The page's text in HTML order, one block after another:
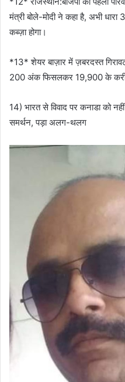
मंत्री बोले-मोदी ने कहा है, अभी
कब्ज़ा होगा।
*13* शेयर बाज़ार में ज़बरदस्त
200 अंक फिसलकर 19,900 के
14) भारत से विवाद पर कनाडा को
समर्थन, पड़ा अलग-थलग